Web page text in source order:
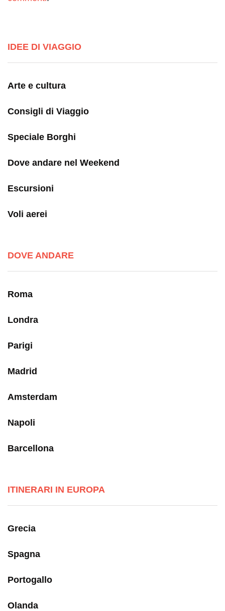
IDEE DI VIAGGIO
Arte e cultura
Consigli di Viaggio
Speciale Borghi
Dove andare nel Weekend
Escursioni
Voli aerei
DOVE ANDARE
Roma
Londra
Parigi
Madrid
Amsterdam
Napoli
Barcellona
ITINERARI IN EUROPA
Grecia
Spagna
Portogallo
Olanda